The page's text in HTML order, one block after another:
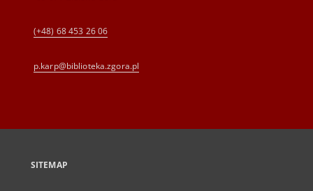
(+48) 68 453 26 06
p.karp@biblioteka.zgora.pl
SITEMAP